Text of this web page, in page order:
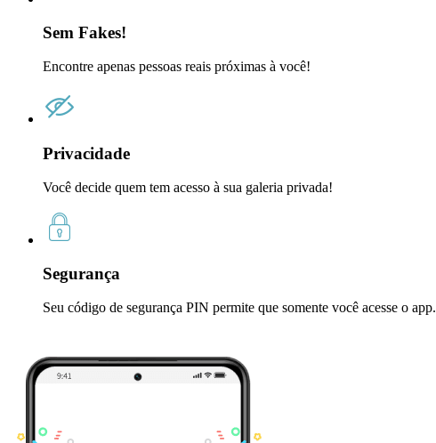
Sem Fakes!
Encontre apenas pessoas reais próximas à você!
Privacidade
Você decide quem tem acesso à sua galeria privada!
Segurança
Seu código de segurança PIN permite que somente você acesse o app.